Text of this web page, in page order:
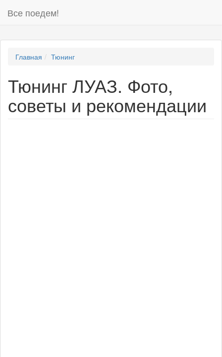
Все поедем!
Главная Тюнинг
Тюнинг ЛУАЗ. Фото,
советы и рекомендации